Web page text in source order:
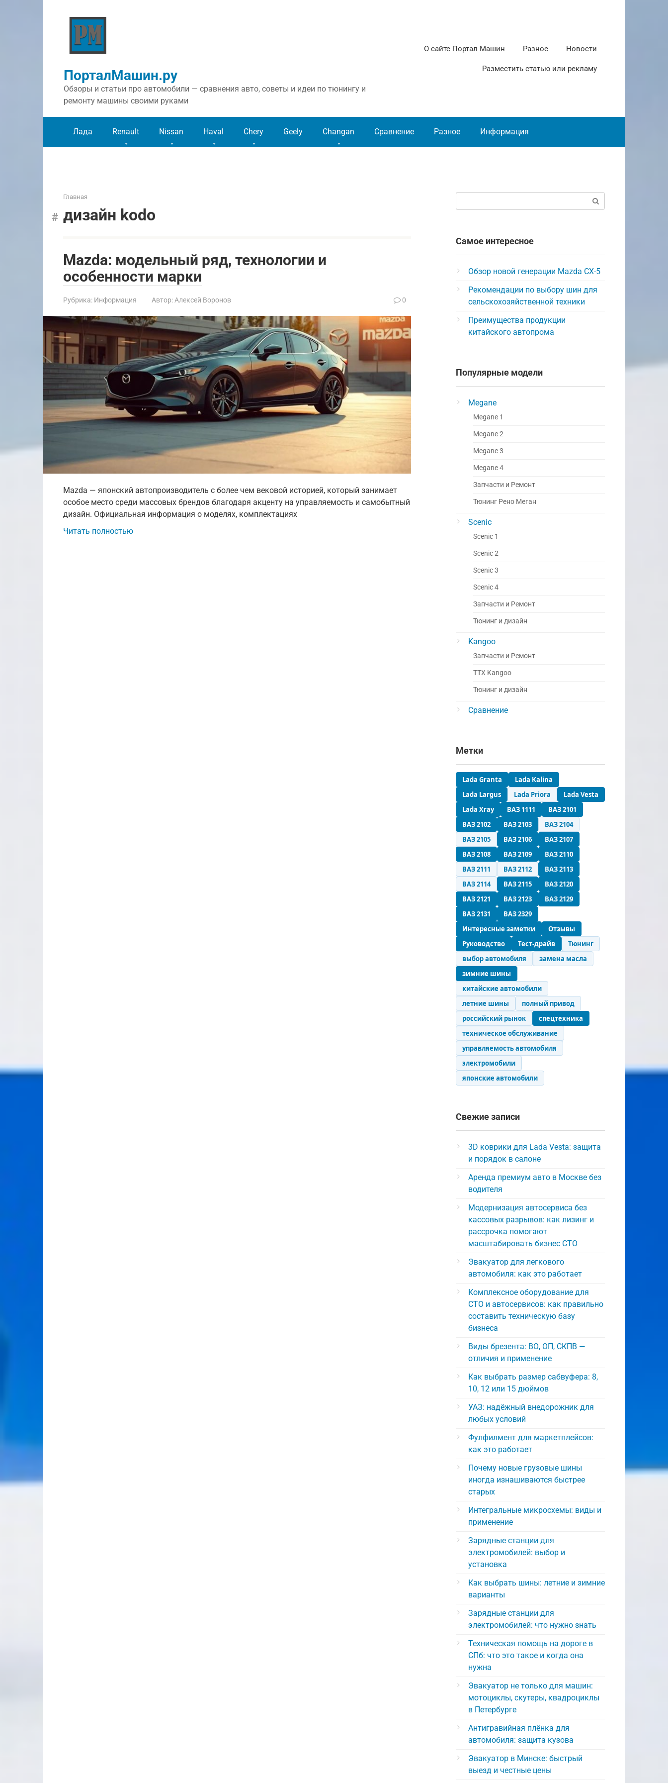
ПорталМашин.ру
Обзоры и статьи про автомобили — сравнения авто, советы и идеи по тюнингу и
ремонту машины своими руками
О сайте Портал Машин Разное Новости
Разместить статью или рекламу
Лада Renault Nissan Haval Chery Geely Changan Сравнение Разное Информация
Главная
дизайн kodo
Mazda: модельный ряд, технологии и
особенности марки
Рубрика: Информация Автор: Алексей Воронов 0
Mazda — японский автопроизводитель с более чем вековой историей, который занимает
особое место среди массовых брендов благодаря акценту на управляемость и самобытный
дизайн. Официальная информация о моделях, комплектациях
Читать полностью
Самое интересное
Обзор новой генерации Mazda CX-5
Рекомендации по выбору шин для
сельскохозяйственной техники
Преимущества продукции
китайского автопрома
Популярные модели
Megane
Megane 1
Megane 2
Megane 3
Megane 4
Запчасти и Ремонт
Тюнинг Рено Меган
Scenic
Scenic 1
Scenic 2
Scenic 3
Scenic 4
Запчасти и Ремонт
Тюнинг и дизайн
Kangoo
Запчасти и Ремонт
ТТХ Kangoo
Тюнинг и дизайн
Сравнение
Метки
Lada Granta
Lada Kalina
Lada Largus
Lada Priora
Lada Vesta
Lada Xray
ВАЗ 1111
ВАЗ 2101
ВАЗ 2102
ВАЗ 2103
ВАЗ 2104
ВАЗ 2105
ВАЗ 2106
ВАЗ 2107
ВАЗ 2108
ВАЗ 2109
ВАЗ 2110
ВАЗ 2111
ВАЗ 2112
ВАЗ 2113
ВАЗ 2114
ВАЗ 2115
ВАЗ 2120
ВАЗ 2121
ВАЗ 2123
ВАЗ 2129
ВАЗ 2131
ВАЗ 2329
Интересные заметки
Отзывы
Руководство
Тест-драйв
Тюнинг
выбор автомобиля
замена масла
зимние шины
китайские автомобили
летние шины
полный привод
российский рынок
спецтехника
техническое обслуживание
управляемость автомобиля
электромобили
японские автомобили
Свежие записи
3D коврики для Lada Vesta: защита
и порядок в салоне
Аренда премиум авто в Москве без
водителя
Модернизация автосервиса без
кассовых разрывов: как лизинг и
рассрочка помогают
масштабировать бизнес СТО
Эвакуатор для легкового
автомобиля: как это работает
Комплексное оборудование для
СТО и автосервисов: как правильно
составить техническую базу
бизнеса
Виды брезента: ВО, ОП, СКПВ —
отличия и применение
Как выбрать размер сабвуфера: 8,
10, 12 или 15 дюймов
УАЗ: надёжный внедорожник для
любых условий
Фулфилмент для маркетплейсов:
как это работает
Почему новые грузовые шины
иногда изнашиваются быстрее
старых
Интегральные микросхемы: виды и
применение
Зарядные станции для
электромобилей: выбор и
установка
Как выбрать шины: летние и зимние
варианты
Зарядные станции для
электромобилей: что нужно знать
Техническая помощь на дороге в
СПб: что это такое и когда она
нужна
Эвакуатор не только для машин:
мотоциклы, скутеры, квадроциклы
в Петербурге
Антигравийная плёнка для
автомобиля: защита кузова
Эвакуатор в Минске: быстрый
выезд и честные цены